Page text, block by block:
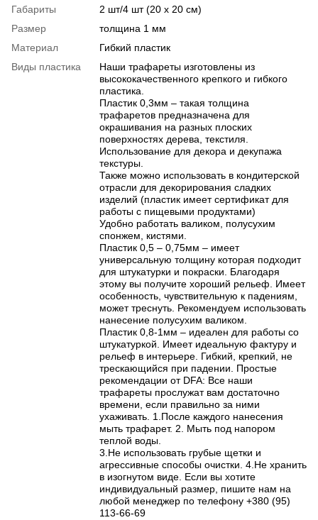
Габариты
2 шт/4 шт (20 x 20 см)
Размер
толщина 1 мм
Материал
Гибкий пластик
Виды пластика
Наши трафареты изготовлены из
высококачественного крепкого и гибкого
пластика.
Пластик 0,3мм – такая толщина
трафаретов предназначена для
окрашивания на разных плоских
поверхностях дерева, текстиля.
Использование для декора и декупажа
текстуры.
Также можно использовать в кондитерской
отрасли для декорирования сладких
изделий (пластик имеет сертификат для
работы с пищевыми продуктами)
Удобно работать валиком, полусухим
спонжем, кистями.
Пластик 0,5 – 0,75мм – имеет
универсальную толщину которая подходит
для штукатурки и покраски. Благодаря
этому вы получите хороший рельеф. Имеет
особенность, чувствительную к падениям,
может треснуть. Рекомендуем использовать
нанесение полусухим валиком.
Пластик 0,8-1мм – идеален для работы со
штукатуркой. Имеет идеальную фактуру и
рельеф в интерьере. Гибкий, крепкий, не
трескающийся при падении. Простые
рекомендации от DFA: Все наши
трафареты прослужат вам достаточно
времени, если правильно за ними
ухаживать. 1.После каждого нанесения
мыть трафарет. 2. Мыть под напором
теплой воды.
3.Не использовать грубые щетки и
агрессивные способы очистки. 4.Не хранить
в изогнутом виде. Если вы хотите
индивидуальный размер, пишите нам на
любой менеджер по телефону +380 (95)
113-66-69